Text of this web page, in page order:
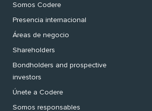
Somos Codere
Presencia internacional
Áreas de negocio
Shareholders
Bondholders and prospective
investors
Únete a Codere
Somos responsables